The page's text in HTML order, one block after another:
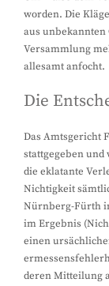
worden. Die
aus
Versammlung
allesamt anfocht.
Die
Das Amtsgericht
stattgegeben
die eklatante
Nichtigkeit
Nürnberg-Fürth
im Ergebnis
einen
deren Mitteilung